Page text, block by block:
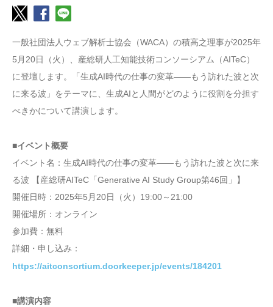
一般社団法人ウェブ解析士協会（WACA）の積高之理事が2025年
5月20日（火）、産総研人工知能技術コンソーシアム（AITeC）
に登壇します。「生成AI時代の仕事の変革――もう訪れた波と次
に来る波」をテーマに、生成AIと人間がどのように役割を分担す
べきかについて講演します。
■イベント概要
イベント名：生成AI時代の仕事の変革――もう訪れた波と次に来
る波 【産総研AITeC「Generative AI Study Group第46回」】
開催日時：2025年5月20日（火）19:00～21:00
開催場所：オンライン
参加費：無料
詳細・申し込み：
https://aitconsortium.doorkeeper.jp/events/184201
■講演内容